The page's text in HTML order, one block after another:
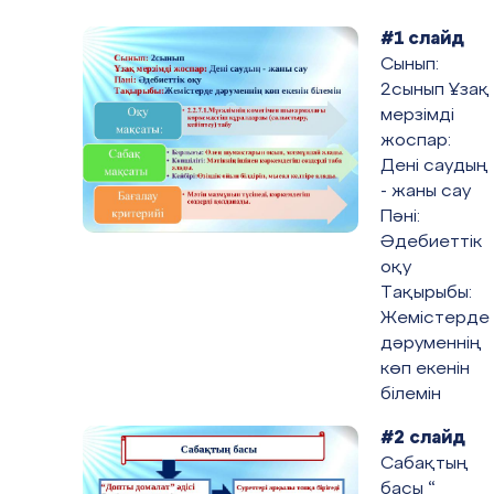
І бөлім: Сәлем берем халқыма
І-топ. Шымыр тобының ұраны
Шынықсаң шымыр боласың,
Сауғып айдай толасың.
Денсалық ол- күлуің
Көңіл- күйің жадырай
#1 слайд
Сынып:
2сынып Ұзақ
мерзімді
жоспар:
Дені саудың
- жаны сау
Пәні:
Әдебиеттік
оқу
Тақырыбы:
Жемістерде
дәруменнің
көп екенін
білемін
#2 слайд
Сабақтың
басы “